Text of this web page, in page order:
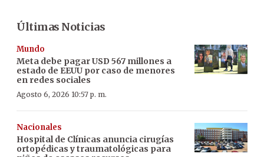
Últimas Noticias
Mundo
Meta debe pagar USD 567 millones a
estado de EEUU por caso de menores
en redes sociales
Agosto 6, 2026 10:57 p. m.
Nacionales
Hospital de Clínicas anuncia cirugías
ortopédicas y traumatológicas para